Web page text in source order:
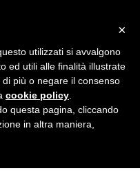
e Terrazzi
nella pagina dedicata.
il tracciamento di
e cookie policy
×
utilizzati si avvalgono
ed utili alle finalità illustrate
più o negare il consenso
cookie policy
questa pagina, cliccando
in altra maniera,